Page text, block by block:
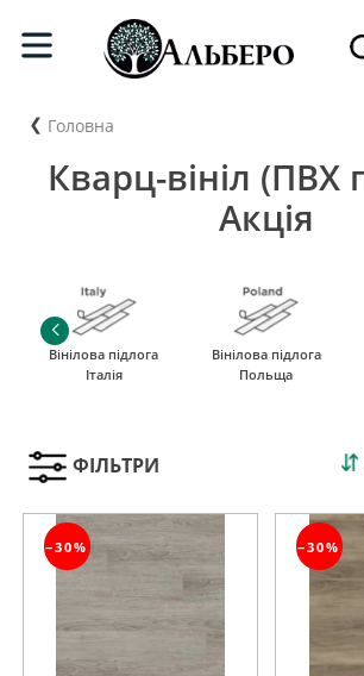
Головна
Кварц-вініл (ПВХ
Акція
Вінілова підлога
Італія
Вінілова підлога
Польща
ФІЛЬТРИ
−30% −30%